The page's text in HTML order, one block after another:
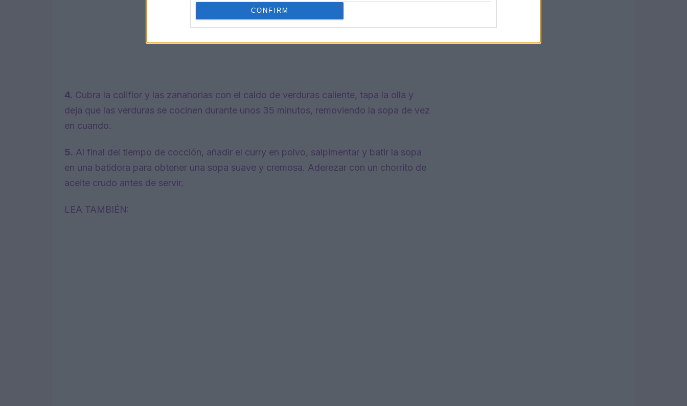
CONFIRM
4. Cubra la coliflor y las zanahorias con el caldo de verduras caliente, tapa la olla y
deja que las verduras se cocinen durante unos 35 minutos, removiendo la sopa de vez
en cuando.
5. Al final del tiempo de cocción, añadir el curry en polvo, salpimentar y batir la sopa
en una batidora para obtener una sopa suave y cremosa. Aderezar con un chorrito de
aceite crudo antes de servir.
LEA TAMBIÉN: